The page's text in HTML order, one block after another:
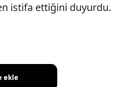
istifa ettiğini duyurdu.
ekle